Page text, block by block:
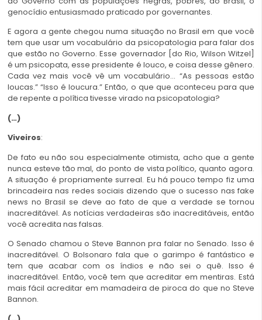
genocídio entusiasmado praticado por governantes.
E agora a gente chegou numa situação no Brasil em que você
tem que usar um vocabulário da psicopatologia para falar dos
que estão no Governo. Esse governador [do Rio, Wilson Witzel]
é um psicopata, esse presidente é louco, e coisa desse gênero.
Cada vez mais você vê um vocabulário… “As pessoas estão
loucas.” “Isso é loucura.” Então, o que que aconteceu para que
de repente a política tivesse virado na psicopatologia?
(…)
Viveiros:
De fato eu não sou especialmente otimista, acho que a gente
nunca esteve tão mal, do ponto de vista político, quanto agora.
A situação é propriamente surreal. Eu há pouco tempo fiz uma
brincadeira nas redes sociais dizendo que o sucesso nas fake
news no Brasil se deve ao fato de que a verdade se tornou
inacreditável. As notícias verdadeiras são inacreditáveis, então
você acredita nas falsas.
O Senado chamou o Steve Bannon pra falar no Senado. Isso é
inacreditável. O Bolsonaro fala que o garimpo é fantástico e
tem que acabar com os índios e não sei o quê. Isso é
inacreditável. Então, você tem que acreditar em mentiras. Está
mais fácil acreditar em mamadeira de piroca do que no Steve
Bannon.